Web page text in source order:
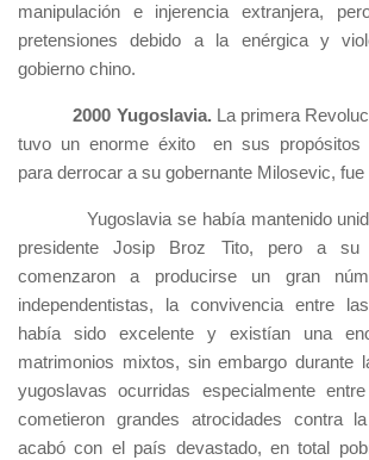
manipulación e injerencia extranjera,
pretensiones debido a la enérgica y
gobierno chino.
2000 Yugoslavia. La primera
tuvo un enorme éxito en sus propósitos
para derrocar a su gobernante Milosevic, fue
Yugoslavia se había mantenido
presidente Josip Broz Tito, pero a su
comenzaron a producirse un gran
independentistas, la convivencia entre
había sido excelente y existían una
matrimonios mixtos, sin embargo durante
yugoslavas ocurridas especialmente
cometieron grandes atrocidades contra
acabó con el país devastado, en total